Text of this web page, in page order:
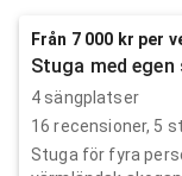
Från 7 000 kr per
Stuga med
4 sängplatser
16 recensioner, 5
Stuga för fyra